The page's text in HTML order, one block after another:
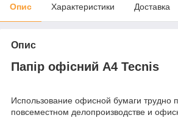
Опис Характеристики Доставка
Опис
Папір офісний А4 Tecnis
Использование офисной бумаги трудно
повсеместном делопроизводстве и